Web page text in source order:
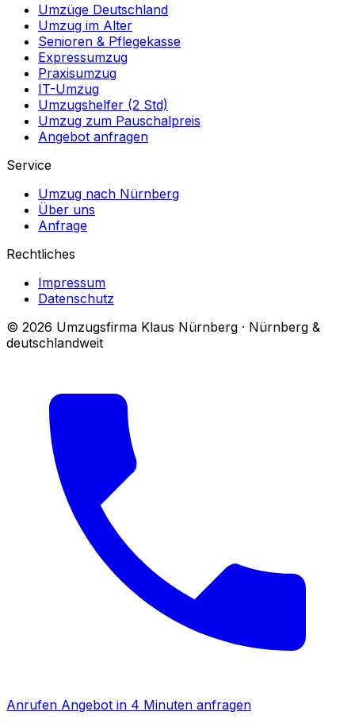
Umzüge Deutschland
Umzug im Alter
Senioren & Pflegekasse
Expressumzug
Praxisumzug
IT-Umzug
Umzugshelfer (2 Std)
Umzug zum Pauschalpreis
Angebot anfragen
Service
Umzug nach Nürnberg
Über uns
Anfrage
Rechtliches
Impressum
Datenschutz
© 2026 Umzugsfirma Klaus Nürnberg · Nürnberg &
deutschlandweit
Anrufen Angebot in 4 Minuten anfragen